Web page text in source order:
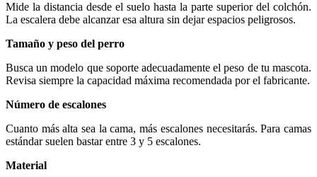
Mide la distancia desde el suelo hasta la parte superior del colchón.
La escalera debe alcanzar esa altura sin dejar espacios peligrosos.
Tamaño y peso del perro
Busca un modelo que soporte adecuadamente el peso de tu mascota.
Revisa siempre la capacidad máxima recomendada por el fabricante.
Número de escalones
Cuanto más alta sea la cama, más escalones necesitarás. Para camas
estándar suelen bastar entre 3 y 5 escalones.
Material